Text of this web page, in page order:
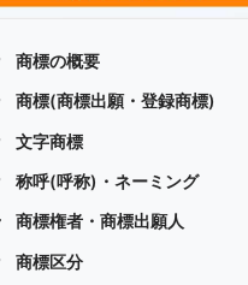
商標の概要
商標(商標出願・登録商標)
文字商標
称呼(呼称)・ネーミング
商標権者・商標出願人
商標区分